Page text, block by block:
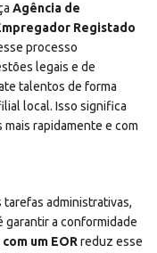
Agência de
Registado
processo
legais e de
talentos de forma
local. Isso significa
rapidamente e com
administrativas,
garantir a conformidade
um EOR reduz esse